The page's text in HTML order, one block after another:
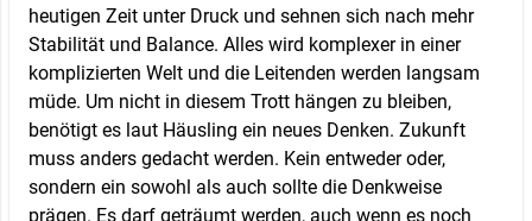
heutigen Zeit unter Druck und sehnen sich nach mehr
Stabilität und Balance. Alles wird komplexer in einer
komplizierten Welt und die Leitenden werden langsam
müde. Um nicht in diesem Trott hängen zu bleiben,
benötigt es laut Häusling ein neues Denken. Zukunft
muss anders gedacht werden. Kein entweder oder,
sondern ein sowohl als auch sollte die Denkweise
prägen. Es darf geträumt werden, auch wenn es noch